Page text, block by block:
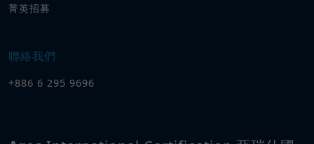
菁英招募
聯絡我們
+886 6 295 9696